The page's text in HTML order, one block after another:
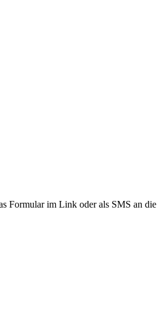
Formular im Link oder als SMS an die